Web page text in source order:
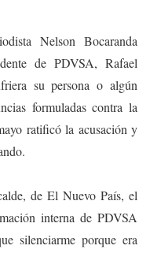
Nelson Bocaranda
de PDVSA, Rafael
su persona o algún
formuladas contra la
ratificó la acusación y
de El Nuevo País, el
interna de PDVSA
silenciarme porque era